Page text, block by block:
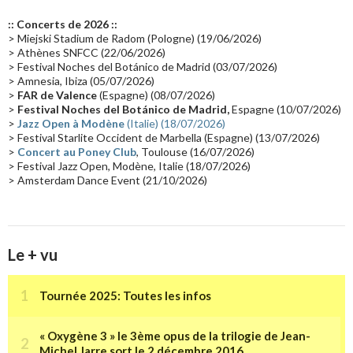
Passages radio Vidéo Jarrecast (16) Synthé 80's
Les concerts en Chine(16) Cinéma
Synthé Roland(15) Belgique(15)
(14) Astronomie (14) (14)
Tournée 2025(14) 2024(14) Chine(13)
:: Concerts de 2026 ::
> Miejski Stadium de Radom (Pologne) (19/06/2026)
> Athènes SNFCC (22/06/2026)
> Festival Noches del Botánico de Madrid (03/07/2026)
> Amnesia, Ibiza (05/07/2026)
> FAR de Valence(Espagne) (08/07/2026)
> Festival Noches del Botánico de Madrid,Espagne (10/07/2026)
> Jazz Open à Modène(Italie) (18/07/2026)
> Festival Starlite Occident de Marbella (Espagne) (13/07/2026)
> Concert au Poney Club, Toulouse (16/07/2026)
> Festival Jazz Open, Modène, Italie (18/07/2026)
> Amsterdam Dance Event (21/10/2026)
Le + vu